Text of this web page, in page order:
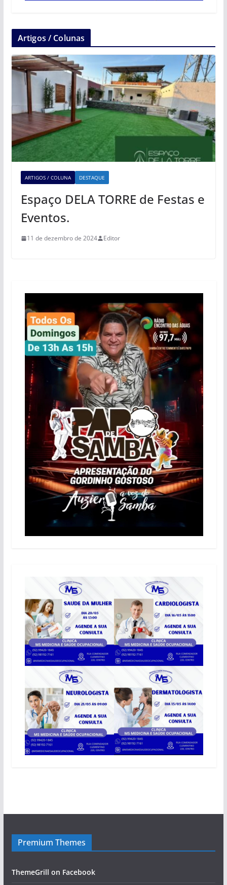
Artigos / Colunas
ARTIGOS / COLUNA DESTAQUE
Espaço DELA TORRE de Festas e
Eventos.
11 de dezembro de 2024 Editor
Premium Themes
ThemeGrill on Facebook